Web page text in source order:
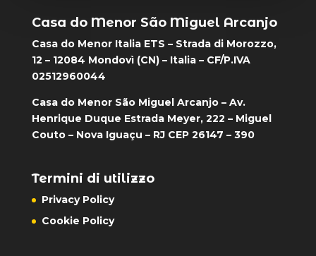
Casa do Menor São Miguel Arcanjo
Casa do Menor Italia ETS – Strada di Morozzo,
12 – 12084 Mondovì (CN) – Italia – CF/P.IVA
02512960044
Casa do Menor São Miguel Arcanjo – Av.
Henrique Duque Estrada Meyer, 222 – Miguel
Couto – Nova Iguaçu – RJ CEP 26147 – 390
Termini di utilizzo
Privacy Policy
Cookie Policy